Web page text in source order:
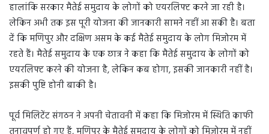
हालांकि सरकार मैतेई समुदाय के लोगों को एयरलिफ्ट करने जा रही है।
लेकिन अभी तक इस पूरी योजना की जानकारी सामने नहीं आ सकी है। बता
दें कि मणिपुर और दक्षिण असम के कई मैतेई समुदाय के लोग मिजोरम में
रहते हैं। मैतेई समुदाय के एक छात्र ने कहा कि मैतेई समुदाय के लोगों को
एयरलिफ्ट करने की योजना है, लेकिन कब होगा, इसकी जानकारी नहीं है।
इसकी पुष्टि होनी बाकी है।
पूर्व मिलिटेंट संगठन ने अपनी चेतावनी में कहा कि मिजोरम में स्थिति काफी